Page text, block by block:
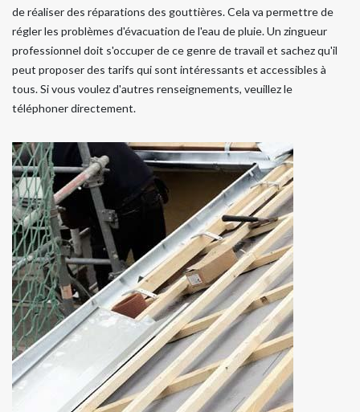
de réaliser des réparations des gouttières. Cela va permettre de
régler les problèmes d'évacuation de l'eau de pluie. Un zingueur
professionnel doit s'occuper de ce genre de travail et sachez qu'il
peut proposer des tarifs qui sont intéressants et accessibles à
tous. Si vous voulez d'autres renseignements, veuillez le
téléphoner directement.